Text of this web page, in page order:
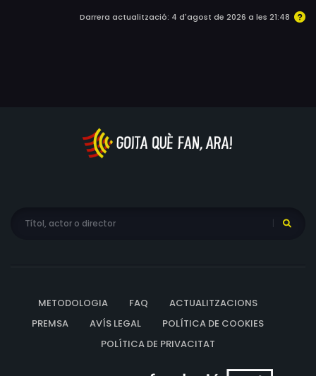
Darrera actualització: 4 d'agost de 2026 a les 21:48
METODOLOGIA FAQ
ACTUALITZACIONS
PREMSA
AVÍS LEGAL
POLÍTICA DE COOKIES
POLÍTICA DE PRIVACITAT